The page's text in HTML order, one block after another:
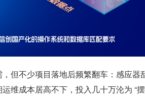
但不少项目落地后频繁翻车：感应器
维成本居高不下，投入几十万沦为 “